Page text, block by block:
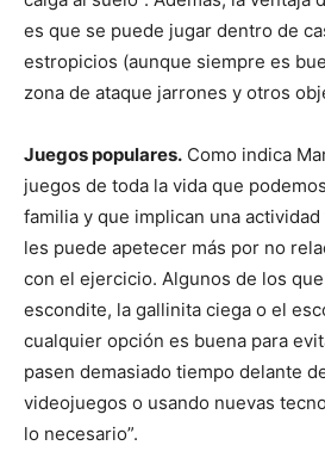
es que se puede jugar dentro de
estropicios (aunque siempre es
zona de ataque jarrones y otros
Juegos populares. Como indica
juegos de toda la vida que
familia y que implican una
les puede apetecer más por no
con el ejercicio. Algunos de los
escondite, la gallinita ciega o el
cualquier opción es buena para
pasen demasiado tiempo delante
videojuegos o usando nuevas
lo necesario”.